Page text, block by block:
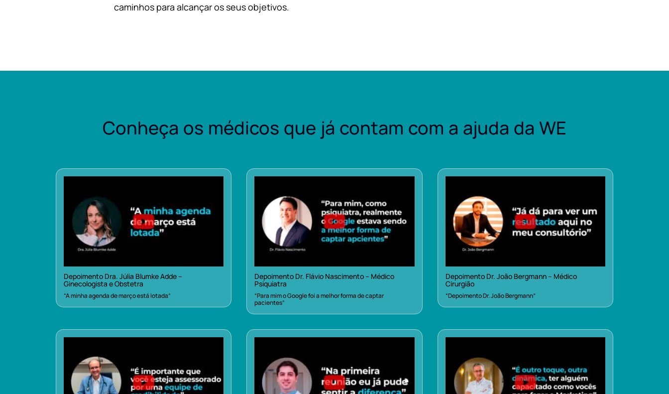
caminhos para alcançar os seus objetivos.
Conheça os médicos que já contam com a ajuda da WE
Depoimento Dra. Júlia Blumke Adde –
Ginecologista e Obstetra
“A minha agenda de março está lotada”
Depoimento Dr. Flávio Nascimento – Médico
Psiquiatra
“Para mim o Google foi a melhor forma de captar
pacientes”
Depoimento Dr. João Bergmann – Médico
Cirurgião
“Depoimento Dr. João Bergmann”